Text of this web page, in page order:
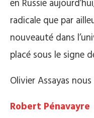
en Russie
radicale que par
nouveauté dans
placé sous le signe
Olivier Assayas
Robert Pénavayre